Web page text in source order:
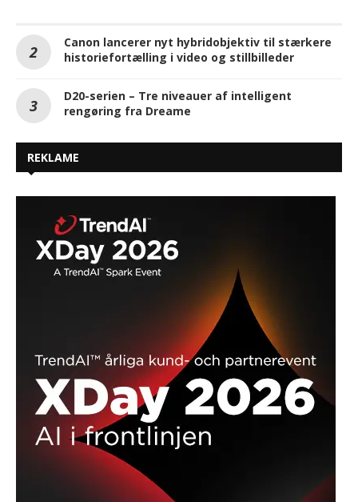
Canon lancerer nyt hybridobjektiv til stærkere
historiefortælling i video og stillbilleder
D20-serien – Tre niveauer af intelligent
rengøring fra Dreame
REKLAME